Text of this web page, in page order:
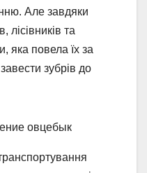
Але завдяки
лісівників та
яка повела їх за
зубрів до